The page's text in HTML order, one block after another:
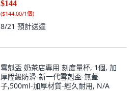
$144
($144.00/1個)
8/21 預計送達
雪剋盃 奶茶店專用 刻度量杯, 1個, 加
厚陞級防滑-新一代雪剋盃-無蓋
子,500ml-加厚材質-經久耐用, N/A